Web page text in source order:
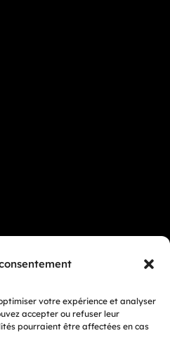
votre expérience et analyser
accepter ou refuser leur
pourraient être affectées en cas